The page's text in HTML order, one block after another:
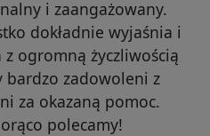
i zaangażowany.
dokładnie wyjaśnia i
ogromną życzliwością
bardzo zadowoleni z
za okazaną pomoc.
polecamy!